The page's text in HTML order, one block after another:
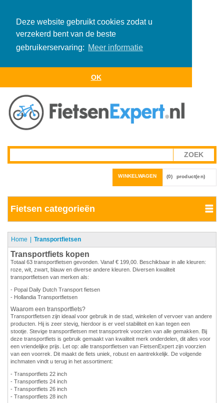
Deze website gebruikt cookies zodat u
verzekerd bent van de beste
gebruikerservaring: Meer informatie
OK
WINKELWAGEN (0) product(en)
Fietsen categorieën
Home Transportfietsen
Transportfiets kopen
Totaal 63 transportfietsen gevonden. Vanaf € 199,00. Beschikbaar in alle kleuren:
roze, wit, zwart, blauw en diverse andere kleuren. Diversen kwaliteit
transportfietsen van merken als:
- Popal Daily Dutch Transport fietsen
- Hollandia Transportfietsen
Waarom een transportfiets?
Transportfietsen zijn ideaal voor gebruik in de stad, winkelen of vervoer van andere
producten. Hij is zeer stevig, hierdoor is er veel stabiliteit en kan tegen een
stootje. Stevige transportfietsen met transportrek voorzien van alle gemakken. Bij
deze transportfiets is gebruik gemaakt van kwaliteit merk onderdelen, dit alles voor
een vriendelijke prijs. Let op: alle transportfietsen van FietsenExpert zijn voorzien
van een voorrek. Dit maakt de fiets uniek, robust en aantrekkelijk. De volgende
inchmaten vindt u terug in het assortiment:
- Transportfiets 22 inch
- Transportfiets 24 inch
- Transportfiets 26 inch
- Transportfiets 28 inch